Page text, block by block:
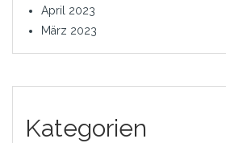
April 2023
März 2023
Kategorien